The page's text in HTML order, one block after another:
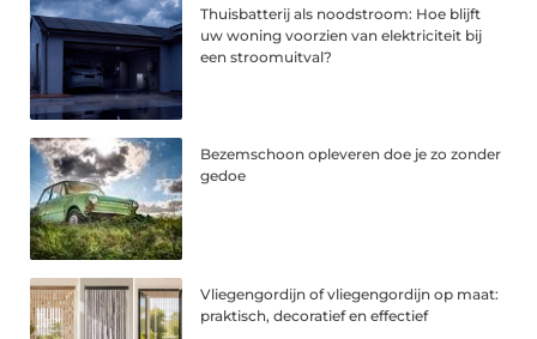
Thuisbatterij als noodstroom: Hoe blijft
uw woning voorzien van elektriciteit bij
een stroomuitval?
Bezemschoon opleveren doe je zo zonder
gedoe
Vliegengordijn of vliegengordijn op maat:
praktisch, decoratief en effectief